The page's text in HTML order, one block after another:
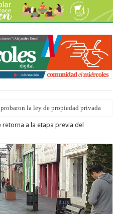
la ley de propiedad privada
retorna a la etapa previa del